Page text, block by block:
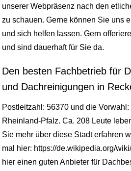
unserer Webpräsenz nach den
zu schauen. Gerne können Sie uns
und sich helfen lassen. Gern
und sind dauerhaft für Sie da.
Den besten Fachbetrieb für
und Dachreinigungen in
Postleitzahl: 56370 und die
Rheinland-Pfalz. Ca. 208 Leute
Sie mehr über diese Stadt erfahren
mal hier: https://de.wikipedia.org/
hier einen guten Anbieter für